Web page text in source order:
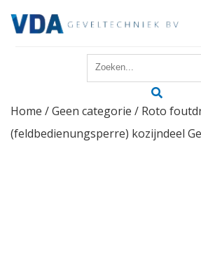
Reparatie
Home /Geen categorie / Roto
(feldbedienungsperre) kozijndeel